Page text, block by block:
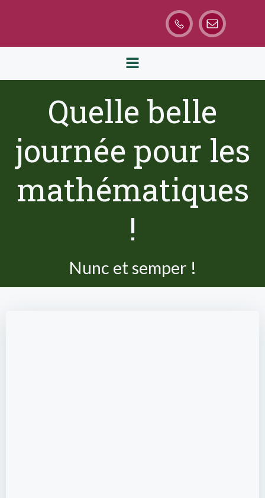
Quelle belle
journée pour les
mathématiques
!
Nunc et semper !